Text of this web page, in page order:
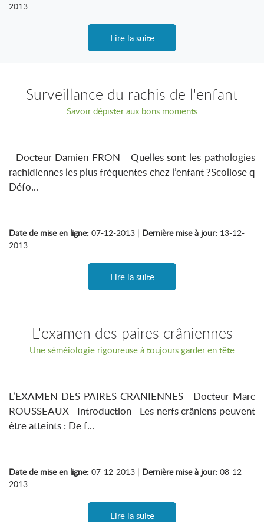
2013
Lire la suite
Surveillance du rachis de l'enfant
Savoir dépister aux bons moments
Docteur Damien FRON Quelles sont les pathologies
rachidiennes les plus fréquentes chez l’enfant ?Scoliose q
Défo...
Date de mise en ligne: 07-12-2013 | Dernière mise à jour: 13-12-
2013
Lire la suite
L'examen des paires crâniennes
Une séméiologie rigoureuse à toujours garder en tête
L’EXAMEN DES PAIRES CRANIENNES Docteur Marc
ROUSSEAUX Introduction Les nerfs crâniens peuvent
être atteints : De f...
Date de mise en ligne: 07-12-2013 | Dernière mise à jour: 08-12-
2013
Lire la suite